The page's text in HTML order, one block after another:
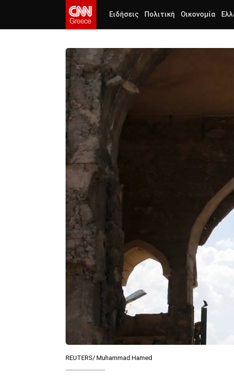
Ειδήσεις Πολιτική Οικονομία
REUTERS/ Muhammad Hamed